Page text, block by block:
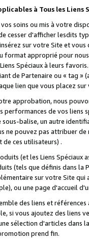
à Tous les Liens
vos soins ou mis à votre
cesser d'afficher lesdits
sur votre Site et
approprié pour
Spéciaux à leurs
de Partenaire ou « tag
lien que vous placez
approbation, nous
de vos liens
sous-balise, un autre
ne pouvez pas attribuer
ces utilisateurs) .
(et les Liens
(tels que définis dans
sur votre Site qui
ou une page d'accueil
des liens et
si vous ajoutez des
sélection d'articles
prend fin.